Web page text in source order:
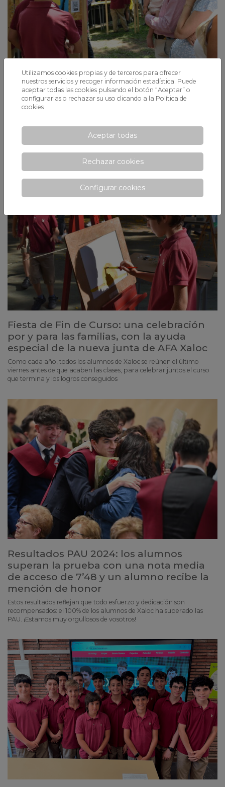
Se acaba una etapa: los alumnos de 6º
de Primaria clausuran el curso con la
Exposición del BI titulada «Comencemos
Después de meses de preparación a través de Unidades de
Indagación, los alumnos escogieron un tema que les apasionara
Fiesta de Fin de Curso: una celebración
por y para las familias, con la ayuda
especial de la nueva junta de AFA Xaloc
Como cada año, todos los alumnos de Xaloc se reúnen el último
viernes antes de que acaben las clases, para celebrar juntos el curso
que termina y los logros conseguidos
Resultados PAU 2024: los alumnos
superan la prueba con una nota media
de acceso de 7’48 y un alumno recibe la
mención de honor
Estos resultados reflejan que todo esfuerzo y dedicación son
recompensados: el 100% de los alumnos de Xaloc ha superado las
PAU. ¡Estamos muy orgullosos de vosotros!
Utilizamos cookies propias y de terceros para ofrecer
nuestros servicios y recoger información estadística. Puede
aceptar todas las cookies pulsando el botón “Aceptar” o
configurarlas o rechazar su uso clicando a la Política de
cookies
Aceptar todas
Rechazar cookies
Configurar cookies